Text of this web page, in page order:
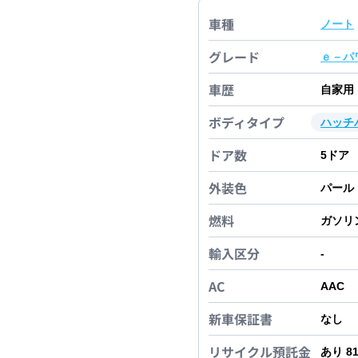
車種 ノート
グレード ｅ－パ
車歴 自家用
ボディタイプ ハッチ
ドア数 5 ドア
外装色 パール
燃料 ガソリ
輸入区分 -
AC AAC
新車保証書 なし
リサイクル預託金 あり